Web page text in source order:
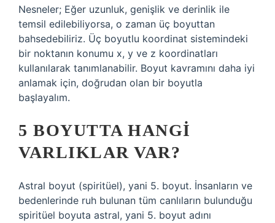
Nesneler; Eğer uzunluk, genişlik ve derinlik ile
temsil edilebiliyorsa, o zaman üç boyuttan
bahsedebiliriz. Üç boyutlu koordinat sistemindeki
bir noktanın konumu x, y ve z koordinatları
kullanılarak tanımlanabilir. Boyut kavramını daha iyi
anlamak için, doğrudan olan bir boyutla
başlayalım.
5 BOYUTTA HANGI
VARLIKLAR VAR?
Astral boyut (spiritüel), yani 5. boyut. İnsanların ve
bedenlerinde ruh bulunan tüm canlıların bulunduğu
spiritüel boyuta astral, yani 5. boyut adını